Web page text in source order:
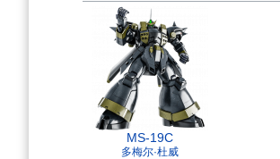
MS-19C
多梅尔·杜威